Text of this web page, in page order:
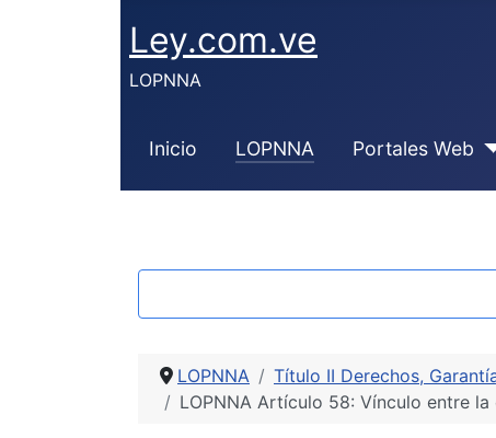
Ley.com.ve
LOPNNA
Inicio LOPNNA Portales Web
LOPNNA Título II Derechos,
LOPNNA Artículo 58: Vínculo entre